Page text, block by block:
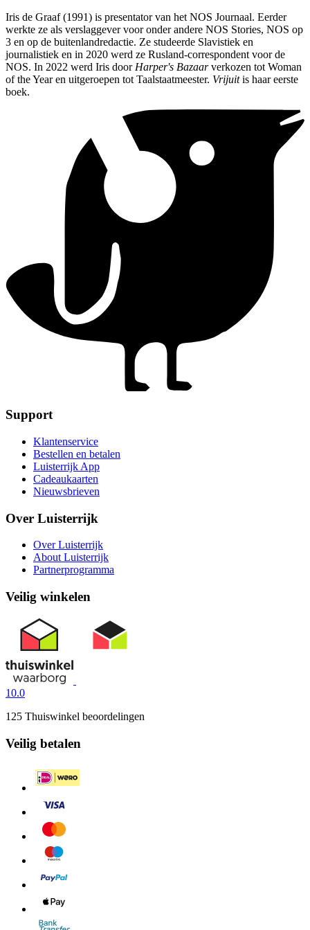
Iris de Graaf (1991) is presentator van het NOS Journaal. Eerder
werkte ze als verslaggever voor onder andere NOS Stories, NOS op
3 en op de buitenlandredactie. Ze studeerde Slavistiek en
journalistiek en in 2020 werd ze Rusland-correspondent voor de
NOS. In 2022 werd Iris door Harper's Bazaarverkozen tot Woman
of the Year en uitgeroepen tot Taalstaatmeester. Vrijuitis haar eerste
boek.
Support
Klantenservice
Bestellen en betalen
Luisterrijk App
Cadeaukaarten
Nieuwsbrieven
Over Luisterrijk
Over Luisterrijk
About Luisterrijk
Partnerprogramma
Veilig winkelen
10.0
125 Thuiswinkel beoordelingen
Veilig betalen